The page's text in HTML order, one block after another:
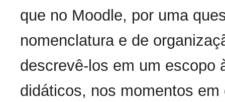
que no Moodle, por uma
nomenclatura e de
descrevê-los em um escopo
didáticos, nos momentos